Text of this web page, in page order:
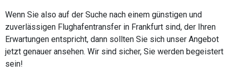
Wenn Sie also auf der Suche nach einem günstigen und
zuverlässigen Flughafentransfer in Frankfurt sind, der Ihren
Erwartungen entspricht, dann sollten Sie sich unser Angebot
jetzt genauer ansehen. Wir sind sicher, Sie werden begeistert
sein!